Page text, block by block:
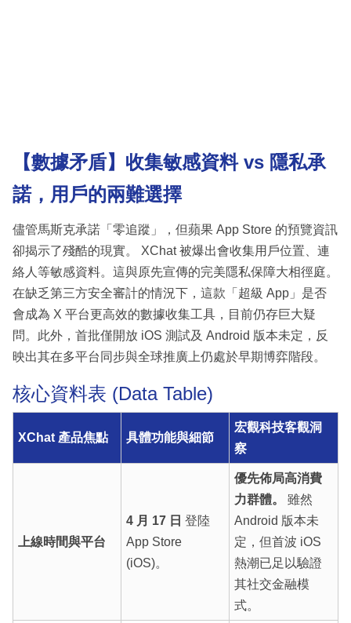
【數據矛盾】收集敏感資料 vs 隱私承
諾，用戶的兩難選擇
儘管馬斯克承諾「零追蹤」，但蘋果 App Store 的預覽資訊
卻揭示了殘酷的現實。 XChat 被爆出會收集用戶位置、連
絡人等敏感資料。這與原先宣傳的完美隱私保障大相徑庭。
在缺乏第三方安全審計的情況下，這款「超級 App」是否
會成為 X 平台更高效的數據收集工具，目前仍存巨大疑
問。此外，首批僅開放 iOS 測試及 Android 版本未定，反
映出其在多平台同步與全球推廣上仍處於早期博弈階段。
核心資料表 (Data Table)
XChat 產品焦點 具體功能與細節
宏觀科技客觀洞
察
上線時間與平台
4 月 17 日 登陸
App Store
(iOS)。
優先佈局高消費
力群體。
雖然
Android 版本未
定，但首波 iOS
熱潮已足以驗證
其社交金融模
式。